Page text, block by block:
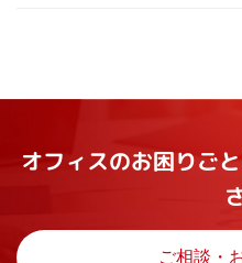
オフィスのお困りご
ご相談・